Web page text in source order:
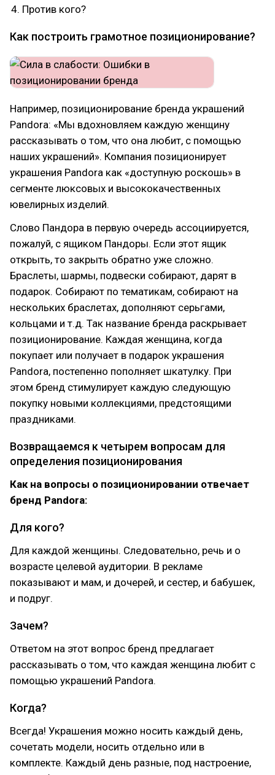
Против кого?
Как построить грамотное позиционирование?
Например, позиционирование бренда украшений
Pandora: «Мы вдохновляем каждую женщину
рассказывать о том, что она любит, с помощью
наших украшений». Компания позиционирует
украшения Pandora как «доступную роскошь» в
сегменте люксовых и высококачественных
ювелирных изделий.
Слово Пандора в первую очередь ассоциируется,
пожалуй, с ящиком Пандоры. Если этот ящик
открыть, то закрыть обратно уже сложно.
Браслеты, шармы, подвески собирают, дарят в
подарок. Собирают по тематикам, собирают на
нескольких браслетах, дополняют серьгами,
кольцами и т.д. Так название бренда раскрывает
позиционирование. Каждая женщина, когда
покупает или получает в подарок украшения
Pandora, постепенно пополняет шкатулку. При
этом бренд стимулирует каждую следующую
покупку новыми коллекциями, предстоящими
праздниками.
Возвращаемся к четырем вопросам для
определения позиционирования
Как на вопросы о позиционировании отвечает
бренд Pandora:
Для кого?
Для каждой женщины. Следовательно, речь и о
возрасте целевой аудитории. В рекламе
показывают и мам, и дочерей, и сестер, и бабушек,
и подруг.
Зачем?
Ответом на этот вопрос бренд предлагает
рассказывать о том, что каждая женщина любит с
помощью украшений Pandora.
Когда?
Всегда! Украшения можно носить каждый день,
сочетать модели, носить отдельно или в
комплекте. Каждый день разные, под настроение,